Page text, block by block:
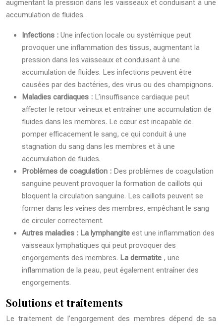
augmentant la pression dans les vaisseaux et conduisant à une
accumulation de fluides.
Infections : Une infection locale ou systémique peut
provoquer une inflammation des tissus, augmentant la
pression dans les vaisseaux et conduisant à une
accumulation de fluides. Les infections peuvent être
causées par des bactéries, des virus ou des champignons.
Maladies cardiaques : L’insuffisance cardiaque peut
affecter le retour veineux et entraîner une accumulation de
fluides dans les membres. Le cœur est incapable de
pomper efficacement le sang, ce qui conduit à une
stagnation du sang dans les membres et à une
accumulation de fluides.
Problèmes de coagulation : Des problèmes de coagulation
sanguine peuvent provoquer la formation de caillots qui
bloquent la circulation sanguine. Les caillots peuvent se
former dans les veines des membres, empêchant le sang
de circuler correctement.
Autres maladies : La lymphangite est une inflammation des
vaisseaux lymphatiques qui peut provoquer des
engorgements des membres. La dermatite , une
inflammation de la peau, peut également entraîner des
engorgements.
Solutions et traitements
Le traitement de l’engorgement des membres dépend de sa